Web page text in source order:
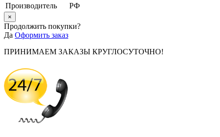
Производитель
РФ
×
Продолжить покупки?
Да Оформить заказ
ПРИНИМАЕМ ЗАКАЗЫ КРУГЛОСУТОЧНО!